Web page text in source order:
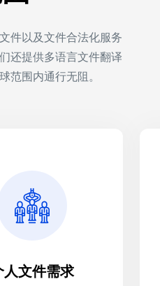
件以及文件合法化服务
还提供多语言文件翻译
范围内通行无阻。
人文件需求